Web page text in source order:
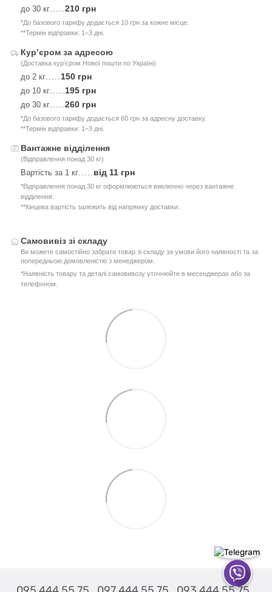
до 30 кг 210 грн
*До базового тарифу додається 10 грн за кожне місце.
**Термін відправки: 1–3 дні.
Курʼєром за адресою
(Доставка курʼєром Нової пошти по Україні)
до 2 кг 150 грн
до 10 кг 195 грн
до 30 кг 260 грн
*До базового тарифу додається 60 грн за адресну доставку.
**Термін відправки: 1–3 дні.
Вантажне відділення
(Відправлення понад 30 кг)
Вартість за 1 кг від 11 грн
*Відправлення понад 30 кг оформлюються виключно через вантажне
відділення.
**Кінцева вартість залежить від напрямку доставки.
Самовивіз зі складу
Ви можете самостійно забрати товар зі складу за умови його наявності та за
попередньою домовленістю з менеджером.
*Наявність товару та деталі самовивозу уточнюйте в месенджерах або за
телефоном.